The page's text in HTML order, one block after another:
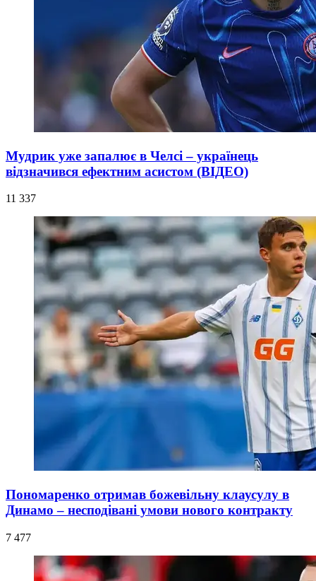
Мудрик уже запалює в Челсі – українець
відзначився ефектним асистом (ВІДЕО)
11 337
Пономаренко отримав божевільну клаусулу в
Динамо – несподівані умови нового контракту
7 477